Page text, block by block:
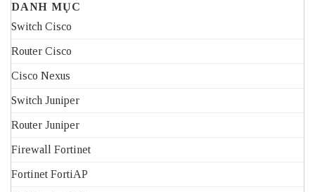
DANH MỤC
Switch Cisco
Router Cisco
Cisco Nexus
Switch Juniper
Router Juniper
Firewall Fortinet
Fortinet FortiAP